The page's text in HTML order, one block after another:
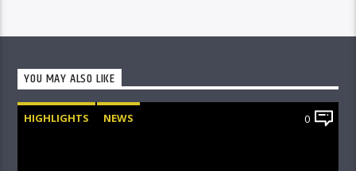
YOU MAY ALSO LIKE
HIGHLIGHTS NEWS 0